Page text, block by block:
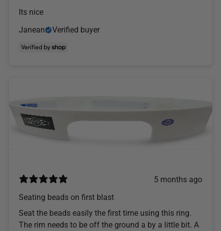
Its nice
Janean
Verified buyer
5 months ago
Seating beads on first blast
Seat the beads easily the first time using this ring.
The rim needs to be off the ground a by a little bit. A